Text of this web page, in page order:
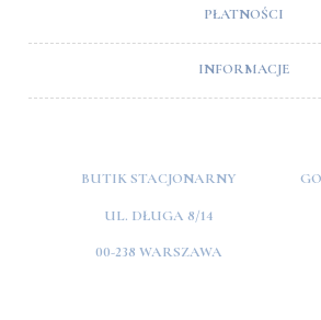
PŁATNOŚCI
INFORMACJE
BUTIK STACJONARNY
UL. DŁUGA 8/14
00-238 WARSZAWA